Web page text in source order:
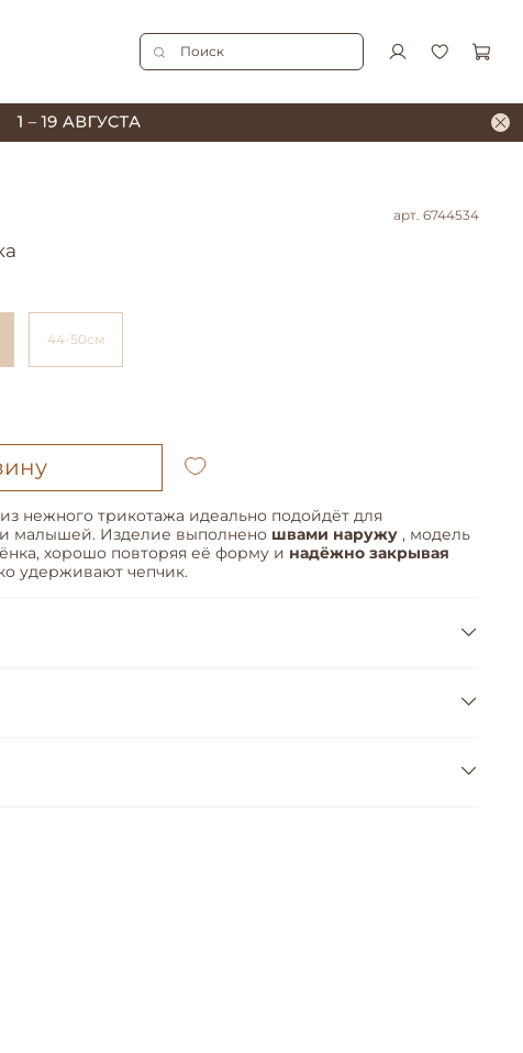
арт. 6744534
44-50см
из нежного трикотажа идеально подойдёт для
малышей. Изделие выполнено швами наружу , модель
хорошо повторяя её форму и надёжно закрывая
удерживают чепчик.